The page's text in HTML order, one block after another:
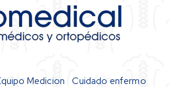
Medicion
Cuidado enfermo